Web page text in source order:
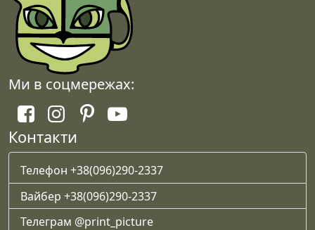
Ми в соцмережах:
Контакти
Телефон +38(096)290-2337
Вайбер +38(096)290-2337
Телеграм @print_picture